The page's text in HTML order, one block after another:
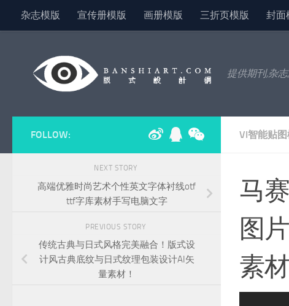
Skip to content
杂志模版 宣传册模版 画册模版 三折页模版 封面
提供期刊,杂
VI智能贴
马
图
素
FOLLOW:
NEXT STORY
高端优雅时尚艺术个性英文字体衬线otf
ttf字库素材手写电脑文字
PREVIOUS STORY
传统古典与日式风格完美融合！版式设
计风古典底纹与日式纹理包装设计AI矢
量素材！